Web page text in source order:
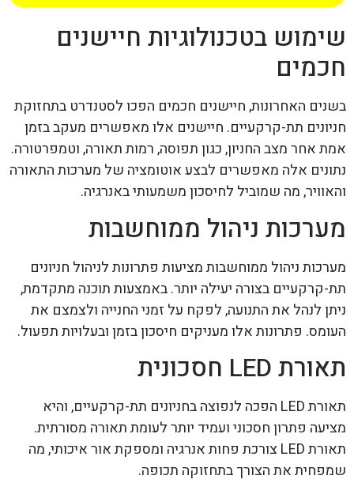
שימוש בטכנולוגיות חיישנים
חכמים
בשנים האחרונות, חיישנים חכמים הפכו לסטנדרט בתחזוקת
חניונים תת-קרקעיים. חיישנים אלו מאפשרים מעקב בזמן
אמת אחר מצב החניון, כגון תפוסה, רמות תאורה, וטמפרטורה.
נתונים אלה מאפשרים לבצע אוטומציה של מערכות התאורה
והאוויר, מה שמוביל לחיסכון משמעותי באנרגיה.
מערכות ניהול ממוחשבות
מערכות ניהול ממוחשבות מציעות פתרונות לניהול חניונים
תת-קרקעיים בצורה יעילה יותר. באמצעות תוכנה מתקדמת,
ניתן לנהל את התנועה, לפקח על זמני החנייה ולצמצם את
העומס. פתרונות אלו מעניקים חיסכון בזמן ובעלויות תפעול.
תאורת LED חסכונית
תאורת LED הפכה לנפוצה בחניונים תת-קרקעיים, והיא
מציעה פתרון חסכוני ועמיד יותר לעומת תאורה מסורתית.
תאורת LED צורכת פחות אנרגיה ומספקת אור איכותי, מה
שמפחית את הצורך בתחזוקה תכופה.